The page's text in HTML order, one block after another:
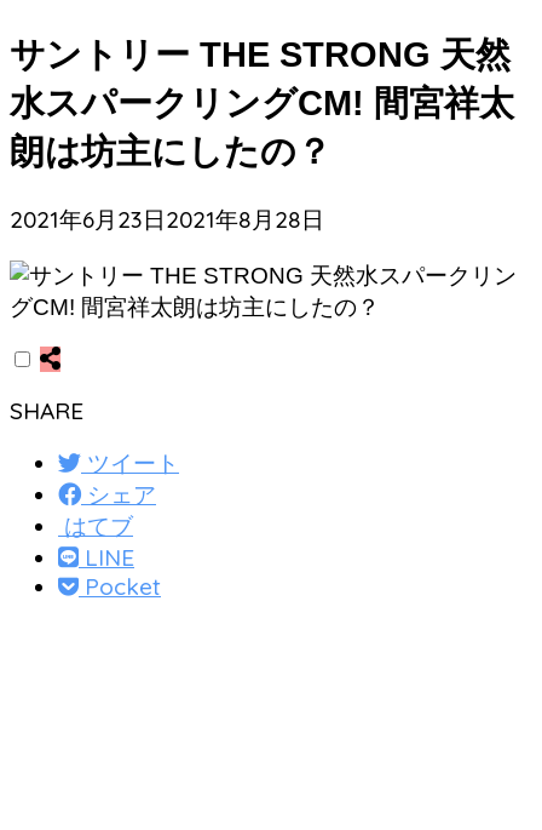
サントリー THE STRONG 天然
水スパークリングCM! 間宮祥太
朗は坊主にしたの？
2021年6月23日2021年8月28日
SHARE
ツイート
シェア
はてブ
LINE
Pocket